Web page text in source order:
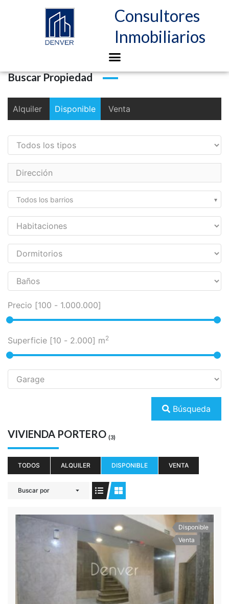
Consultores
Inmobiliarios
Buscar Propiedad
Alquiler Disponible Venta
Todos los barrios
Precio [100 - 1.000.000]
Superficie [10 - 2.000] m2
Búsqueda
VIVIENDA PORTERO (3)
TODOS ALQUILER DISPONIBLE VENTA
Buscar por
Disponible
Venta